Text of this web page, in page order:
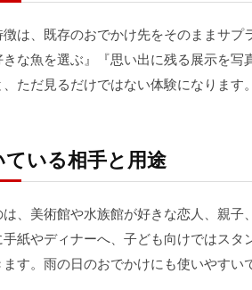
徴は、既存のおでかけ先をそのままサ
な魚を選ぶ』『思い出に残る展示を
、ただ見るだけではない体験になります
ている相手と用途
は、美術館や水族館が好きな恋人、親
手紙やディナーへ、子ども向けではス
す。雨の日のおでかけにも使いやすい